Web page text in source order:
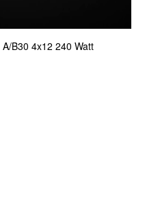
B30 4x12 240 Watt